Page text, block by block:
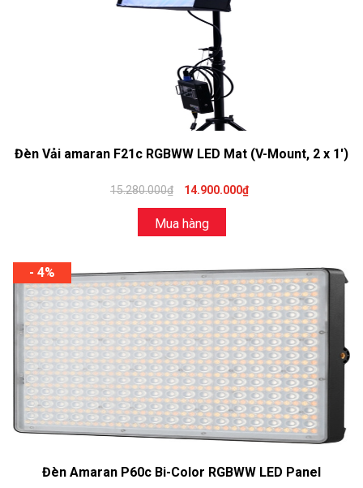
Đèn Vải amaran F21c RGBWW LED Mat (V-Mount, 2 x 1′)
15.280.000₫ 14.900.000₫
Mua hàng
- 4%
Đèn Amaran P60c Bi-Color RGBWW LED Panel